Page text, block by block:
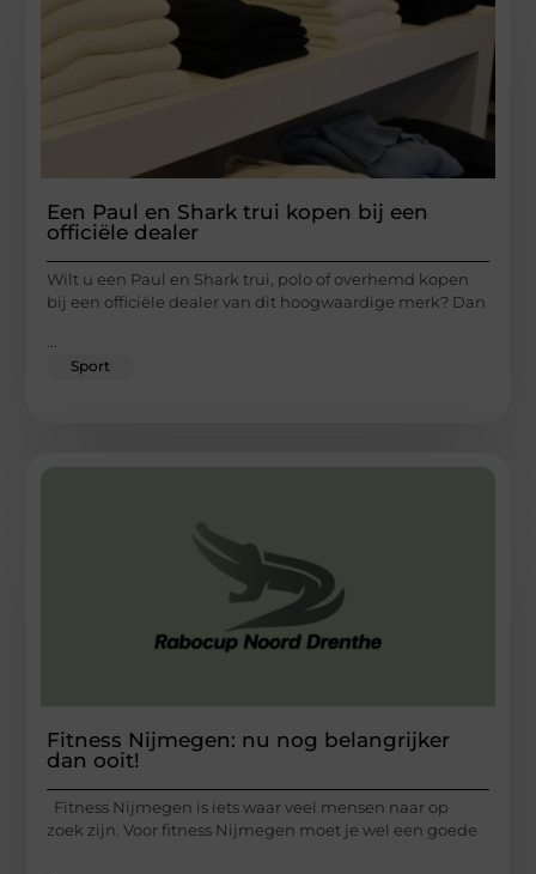
Een Paul en Shark trui kopen bij een
officiële dealer
Wilt u een Paul en Shark trui, polo of overhemd kopen
bij een officiële dealer van dit hoogwaardige merk? Dan
...
Sport
Fitness Nijmegen: nu nog belangrijker
dan ooit!
Fitness Nijmegen is iets waar veel mensen naar op
zoek zijn. Voor fitness Nijmegen moet je wel een goede